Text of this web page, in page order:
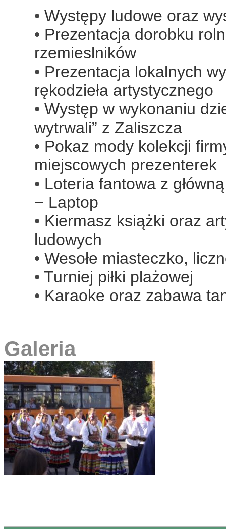
Występy ludowe oraz
Prezentacja dorobku
rzemieslników
Prezentacja lokalnych
rękodzieła artystycznego
Występ w wykonaniu
wytrwali” z Zaliszcza
Pokaz mody kolekcji
miejscowych prezenterek
Loteria fantowa z
− Laptop
Kiermasz książki oraz
ludowych
Wesołe miasteczko,
Turniej piłki plażowej
Karaoke oraz zabawa
Galeria